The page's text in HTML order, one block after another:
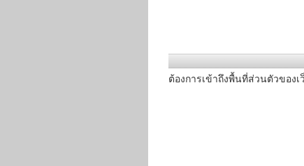
ต้องการเข้าถึงพื้นที่ส่วนตัวของ